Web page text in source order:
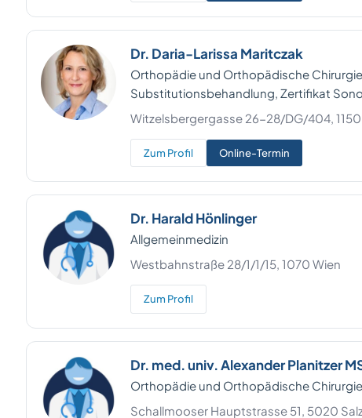
Dr. Daria-Larissa Maritczak
Orthopädie und Orthopädische
Substitutionsbehandlung, Zertifikat
Witzelsbergergasse 26-28/DG/404, 1150
Zum Profil Online-Termin
Dr. Harald Hönlinger
Allgemeinmedizin
Westbahnstraße 28/1/1/15, 1070 Wien
Zum Profil
Dr. med. univ. Alexander Planitzer
Orthopädie und Orthopädische Chirurgie
Schallmooser Hauptstrasse 51, 5020